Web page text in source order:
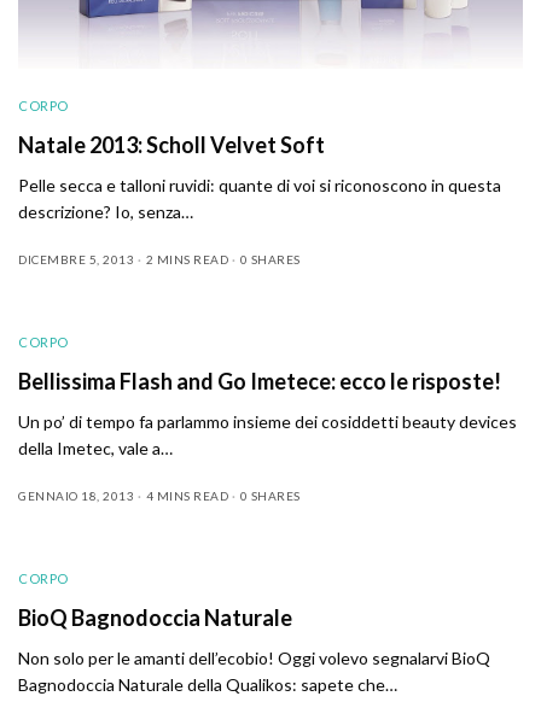
CORPO
Natale 2013: Scholl Velvet Soft
Pelle secca e talloni ruvidi: quante di voi si riconoscono in questa
descrizione? Io, senza…
DICEMBRE 5, 2013 2 MINS READ 0 SHARES
CORPO
Bellissima Flash and Go Imetece: ecco le risposte!
Un po’ di tempo fa parlammo insieme dei cosiddetti beauty devices
della Imetec, vale a…
GENNAIO 18, 2013 4 MINS READ 0 SHARES
CORPO
BioQ Bagnodoccia Naturale
Non solo per le amanti dell’ecobio! Oggi volevo segnalarvi BioQ
Bagnodoccia Naturale della Qualikos: sapete che…